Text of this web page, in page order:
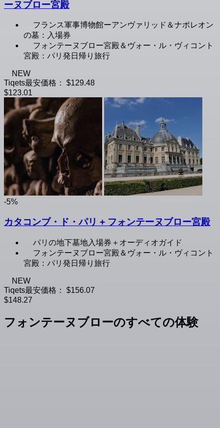
ーヌブロー宮殿
フランス軍事博物館ーアンヴァリッド＆ナポレオン
の墓：入場券
フォンテーヌブロー宮殿＆ヴォー・ル・ヴィコント
宮殿：パリ発日帰り旅行
NEW
Tiqets最安価格：
$129.48
$123.01
-5%
カタコンブ・ド・パリ + フォンテーヌブロー宮殿
パリの地下墓地入場券＋オーディオガイド
フォンテーヌブロー宮殿＆ヴォー・ル・ヴィコント
宮殿：パリ発日帰り旅行
NEW
Tiqets最安価格：
$156.07
$148.27
フォンテーヌブローのすべての体験